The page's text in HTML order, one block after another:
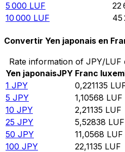
5 000 LUF 22
10 000 LUF 45
Convertir Yen japonais en
Rate information of JPY/
Yen japonaisJPY Franc
1 JPY 0,221135
5 JPY 1,10568 LUF
10 JPY 2,21135 LUF
25 JPY 5,52838 LUF
50 JPY 11,0568 LUF
100 JPY 22,1135 LUF